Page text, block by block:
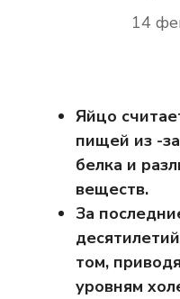
14
Яйцо
пищей из -
белка и
веществ.
За
том,
уровням